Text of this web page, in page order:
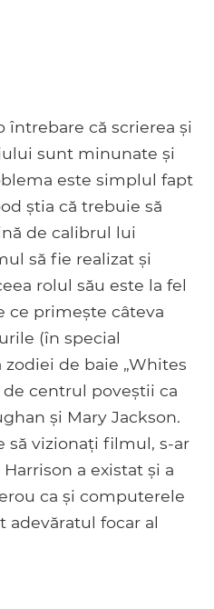
întrebare că scrierea și
sunt minunate și
este simplul fapt
știa că trebuie să
de calibrul lui
să fie realizat și
rolul său este la fel
ce primește câteva
(în special
de baie „Whites
de centrul poveștii ca
și Mary Jackson.
să vizionați filmul, s-ar
a existat și a
ca și computerele
adevăratul focar al